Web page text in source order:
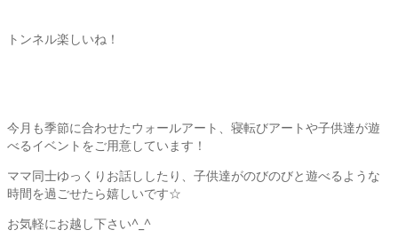
トンネル楽しいね！
今月も季節に合わせたウォールアート、寝転びアートや子供達が遊
べるイベントをご用意しています！
ママ同士ゆっくりお話ししたり、子供達がのびのびと遊べるような
時間を過ごせたら嬉しいです☆
お気軽にお越し下さい^_^